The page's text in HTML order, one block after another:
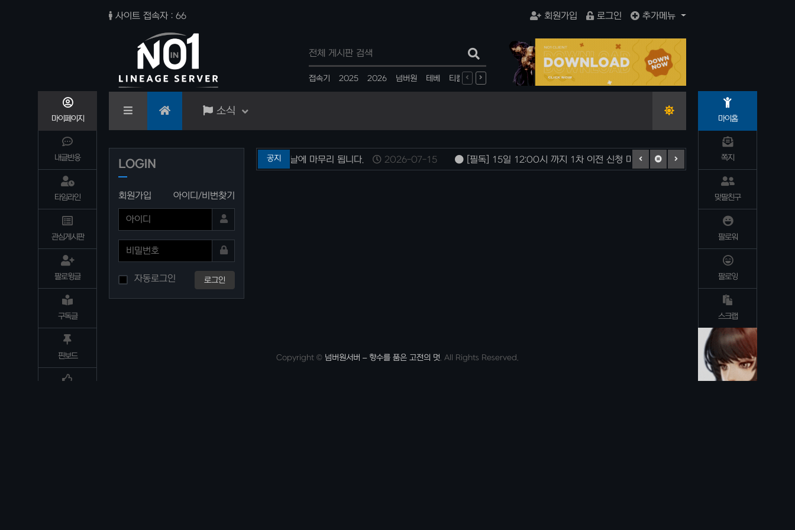
사이트 접속자 : 66 회원가입 로그인 추가메뉴
인기검색어
접속기 2025 2026 넘버원 테베 티칼 계정생성 반지 요리 포탈
소식
마이페이지
내글반응
타임라인
관심게시판
팔로윙글
구독글
핀보드
마이홈
쪽지
맞팔친구
팔로워
팔로잉
스크랩
LOGIN
회원가입 아이디/비번찾기
자동로그인 로그인
공지
서버 1차 통합 이전 마무리 16일날에 마무리 됩니다. 2026-07-15 [필독] 15일 12:00시 까지 1차 이전 신청 마무리 합니다. 2026-07-15
Copyright © 넘버원서버 – 향수를 품은 고전의 멋. All Rights Reserved.